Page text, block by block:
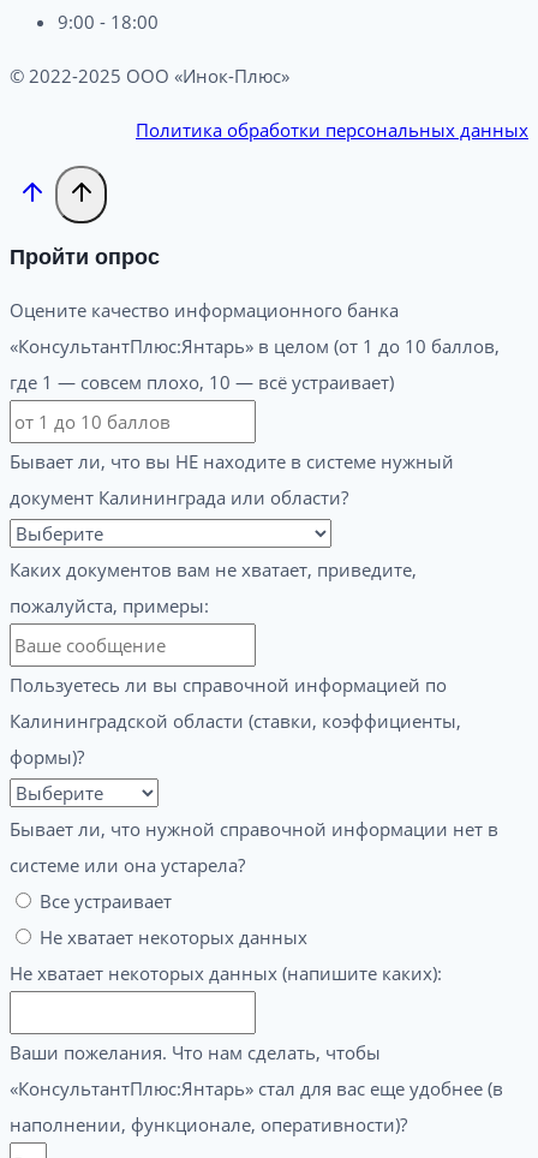
9:00 - 18:00
© 2022-2025 ООО «Инок-Плюс»
Политика обработки персональных данных
Пройти опрос
Оцените качество информационного банка
«КонсультантПлюс:Янтарь» в целом (от 1 до 10 баллов,
где 1 — совсем плохо, 10 — всё устраивает)
Бывает ли, что вы НЕ находите в системе нужный
документ Калининграда или области?
Каких документов вам не хватает, приведите,
пожалуйста, примеры:
Пользуетесь ли вы справочной информацией по
Калининградской области (ставки, коэффициенты,
формы)?
Бывает ли, что нужной справочной информации нет в
системе или она устарела?
Все устраивает
Не хватает некоторых данных
Не хватает некоторых данных (напишите каких):
Ваши пожелания. Что нам сделать, чтобы
«КонсультантПлюс:Янтарь» стал для вас еще удобнее (в
наполнении, функционале, оперативности)?